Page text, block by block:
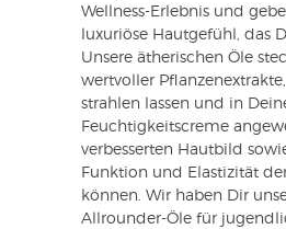
Wellness-Erlebnis und
luxuriöse Hautgefühl, das
Unsere ätherischen Öle
wertvoller
strahlen lassen und in
Feuchtigkeitscreme
verbesserten Hautbild
Funktion und Elastizität
können. Wir haben Dir
Allrounder-Öle für